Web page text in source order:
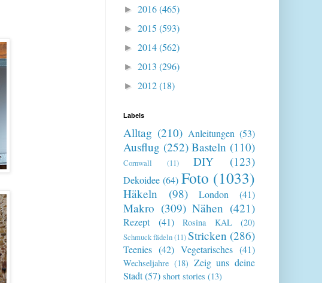
► 2016(465)
► 2015 (593)
► 2014(562)
► 2013 (296)
► 2012(18)
Labels
Alltag (210) Anleitungen (53)
Ausflug (252) Basteln (110)
Cornwall (11) DIY (123)
Dekoidee (64) Foto (1033)
Häkeln (98) London (41)
Makro (309) Nähen (421)
Rezept (41) Rosina KAL (20)
Schmuck fädeln(11)Stricken (286)
Teenies (42) Vegetarisches (41)
Wechseljahre (18) Zeig uns deine
Stadt(57) short stories (13)